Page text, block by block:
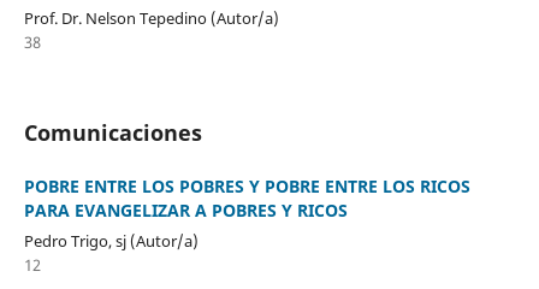
Prof. Dr. Nelson Tepedino (Autor/a)
38
Comunicaciones
POBRE ENTRE LOS POBRES Y POBRE ENTRE LOS RICOS
PARA EVANGELIZAR A POBRES Y RICOS
Pedro Trigo, sj (Autor/a)
12